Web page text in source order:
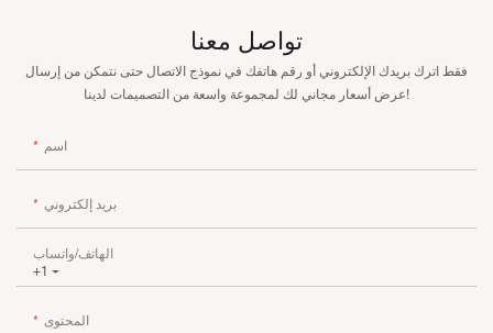
تواصل معنا
فقط اترك بريدك الإلكتروني أو رقم هاتفك في نموذج الاتصال حتى نتمكن من إرسال
عرض أسعار مجاني لك لمجموعة واسعة من التصميمات لدينا!
اسم
بريد إلكتروني
+1
الهاتف/واتساب
المحتوى